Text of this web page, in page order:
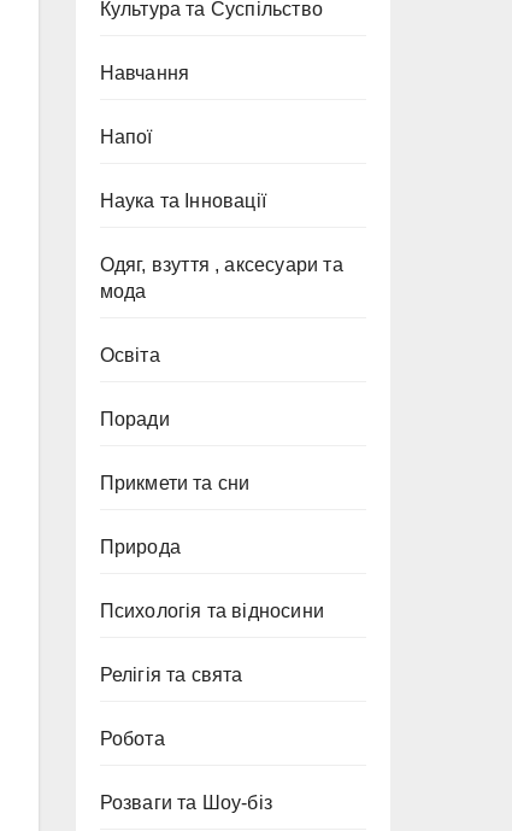
Культура та Суспільство
Навчання
Напої
Наука та Інновації
Одяг, взуття , аксесуари та
мода
Освіта
Поради
Прикмети та сни
Природа
Психологія та відносини
Релігія та свята
Робота
Розваги та Шоу-біз